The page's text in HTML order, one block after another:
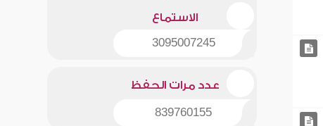
الاستماع
3095007245
عدد مرات الحفظ
839760155